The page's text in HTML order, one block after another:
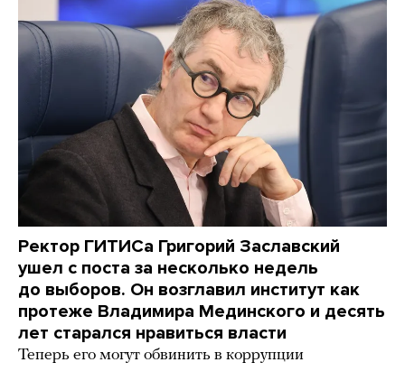
Ректор ГИТИСа Григорий Заславский
ушел с поста за несколько недель
до выборов. Он возглавил институт как
протеже Владимира Мединского и десять
лет старался нравиться власти
Теперь его могут обвинить в коррупции